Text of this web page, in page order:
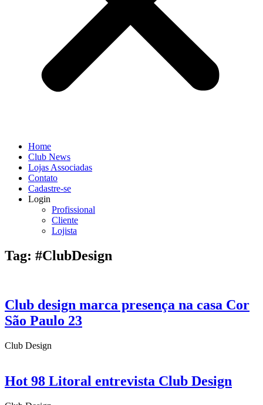
Home
Club News
Lojas Associadas
Contato
Cadastre-se
Login
Profissional
Cliente
Lojista
Tag: #ClubDesign
Club design marca presença na casa Cor
São Paulo 23
Club Design
Hot 98 Litoral entrevista Club Design